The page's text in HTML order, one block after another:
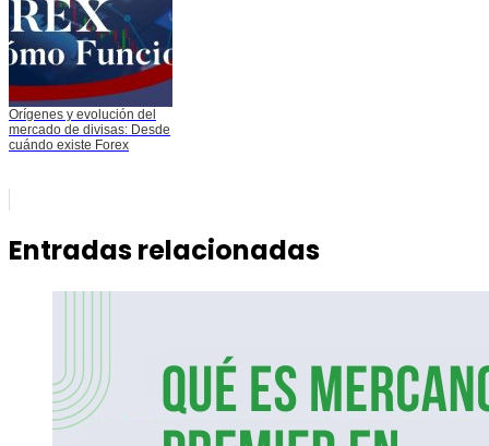
Orígenes y evolución del
mercado de divisas: Desde
cuándo existe Forex
Entradas relacionadas